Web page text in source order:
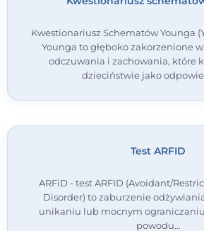
Kwestionariusz Schematów Younga
Younga to głęboko zakorzenione
odczuwania i zachowania, które
dzieciństwie jako
Test ARFID
ARFiD - test ARFID (Avoidant/
Disorder) to zaburzenie
unikaniu lub mocnym
powodu…